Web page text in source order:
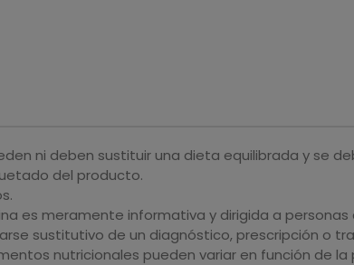
ni deben sustituir una dieta equilibrada y se
del producto.
es meramente informativa y dirigida a personas
sustitutivo de un diagnóstico, prescripción o
nutricionales pueden variar en función de